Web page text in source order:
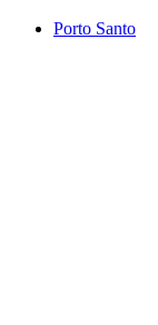
Porto Santo